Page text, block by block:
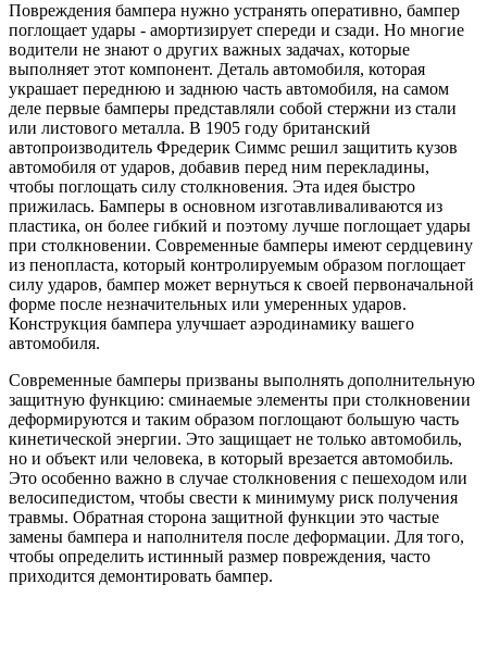
Повреждения бампера нужно устранять оперативно, бампер
поглощает удары - амортизирует спереди и сзади. Но многие
водители не знают о других важных задачах, которые
выполняет этот компонент. Деталь автомобиля, которая
украшает переднюю и заднюю часть автомобиля, на самом
деле первые бамперы представляли собой стержни из стали
или листового металла. В 1905 году британский
автопроизводитель Фредерик Симмс решил защитить кузов
автомобиля от ударов, добавив перед ним перекладины,
чтобы поглощать силу столкновения. Эта идея быстро
прижилась. Бамперы в основном изготавливаливаются из
пластика, он более гибкий и поэтому лучше поглощает удары
при столкновении. Современные бамперы имеют сердцевину
из пенопласта, который контролируемым образом поглощает
силу ударов, бампер может вернуться к своей первоначальной
форме после незначительных или умеренных ударов.
Конструкция бампера улучшает аэродинамику вашего
автомобиля.
Современные бамперы призваны выполнять дополнительную
защитную функцию: сминаемые элементы при столкновении
деформируются и таким образом поглощают большую часть
кинетической энергии. Это защищает не только автомобиль,
но и объект или человека, в который врезается автомобиль.
Это особенно важно в случае столкновения с пешеходом или
велосипедистом, чтобы свести к минимуму риск получения
травмы. Обратная сторона защитной функции это частые
замены бампера и наполнителя после деформации. Для того,
чтобы определить истинный размер повреждения, часто
приходится демонтировать бампер.